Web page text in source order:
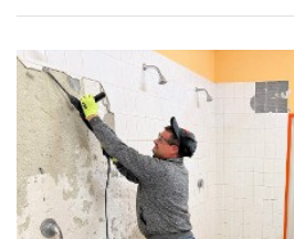
# volby
login PŘIHLÁSIT SE
Zapomněli jste heslo?
Založit nový účet